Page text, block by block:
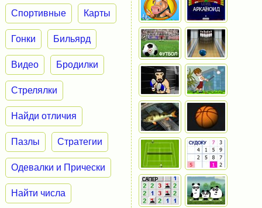
Спортивные Карты
Гонки Бильярд
Видео Бродилки
Стрелялки
Найди отличия
Пазлы Стратегии
Одевалки и Прически
Найти числа